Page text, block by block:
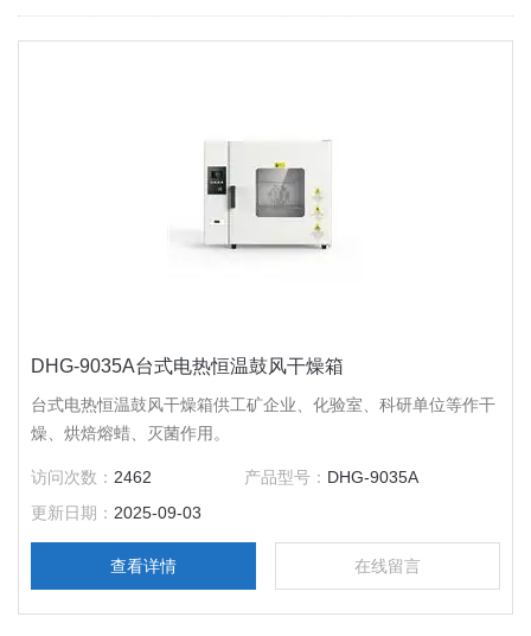
DHG-9035A台式电热恒温鼓风干燥箱
台式电热恒温鼓风干燥箱供工矿企业、化验室、科研单位等作干
燥、烘焙熔蜡、灭菌作用。
访问次数： 2462 产品型号： DHG-9035A
更新日期： 2025-09-03
查看详情 在线留言